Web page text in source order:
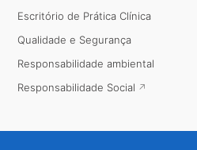
Escritório de Prática Clínica
Qualidade e Segurança
Responsabilidade ambiental
Responsabilidade Social